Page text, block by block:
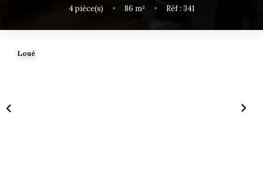
ESTIMATION
4pièce(s) • 86 m² • Réf : 341
Loué